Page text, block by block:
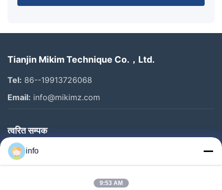
Tianjin Mikim Technique Co.，Ltd.
Tel: 86--19913726068
Email: info@mikimz.com
त्वरित सम्पक
घर
उत्पादों
info
9:53 AM